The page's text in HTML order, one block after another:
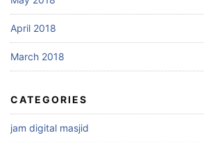
April 2018
March 2018
CATEGORIES
jam digital masjid